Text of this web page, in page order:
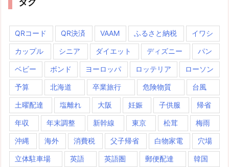
QRコード QR決済 VAAM ふるさと納税 イワシ
カップル シニア ダイエット ディズニー パン
ベビー ボンド ヨーロッパ ロッテリア ローソン
予算 北海道 卒業旅行 危険物質 台風
土曜配達 塩離れ 大阪 妊娠 子供服 帰省
年収 年末調整 新幹線 東京 松茸 梅雨
沖縄 海外 消費税 父子帰省 白物家電 穴場
立体駐車場 英語 英語圏 郵便配達 韓国